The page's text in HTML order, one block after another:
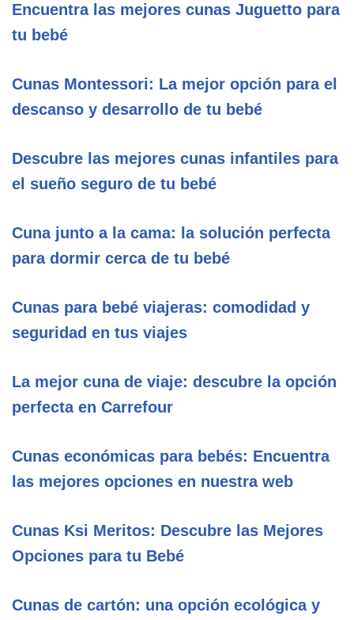
Encuentra las mejores cunas Juguetto para
tu bebé
Cunas Montessori: La mejor opción para el
descanso y desarrollo de tu bebé
Descubre las mejores cunas infantiles para
el sueño seguro de tu bebé
Cuna junto a la cama: la solución perfecta
para dormir cerca de tu bebé
Cunas para bebé viajeras: comodidad y
seguridad en tus viajes
La mejor cuna de viaje: descubre la opción
perfecta en Carrefour
Cunas económicas para bebés: Encuentra
las mejores opciones en nuestra web
Cunas Ksi Meritos: Descubre las Mejores
Opciones para tu Bebé
Cunas de cartón: una opción ecológica y